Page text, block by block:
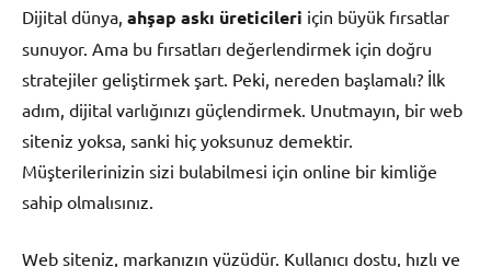
Dijital dünya, ahşap askı üreticileri için büyük fırsatlar
sunuyor. Ama bu fırsatları değerlendirmek için doğru
stratejiler geliştirmek şart. Peki, nereden başlamalı? İlk
adım, dijital varlığınızı güçlendirmek. Unutmayın, bir web
siteniz yoksa, sanki hiç yoksunuz demektir.
Müşterilerinizin sizi bulabilmesi için online bir kimliğe
sahip olmalısınız.
Web siteniz, markanızın yüzüdür. Kullanıcı dostu, hızlı ve